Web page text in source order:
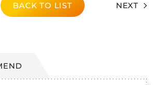
BACK TO LIST NEXT